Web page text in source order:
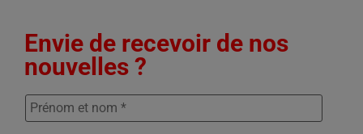
Envie de recevoir de nos
nouvelles ?